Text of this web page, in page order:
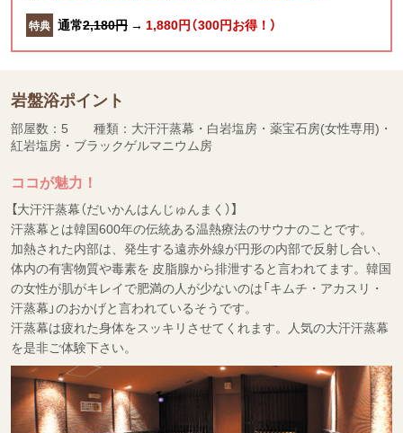
特典 通常2,180円 → 1,880円（300円お得！）
岩盤浴ポイント
部屋数：5 種類：大汗汗蒸幕・白岩塩房・薬宝石房(女性専用)・
紅岩塩房・ブラックゲルマニウム房
ココが魅力！
【大汗汗蒸幕（だいかんはんじゅんまく）】
汗蒸幕とは韓国600年の伝統ある温熱療法のサウナのことです。
加熱された内部は、発生する遠赤外線が円形の内部で反射し合い、
体内の有害物質や毒素を 皮脂腺から排泄すると言われてます。韓国
の女性が肌がキレイで肥満の人が少ないのは「キムチ・アカスリ・
汗蒸幕」のおかげと言われているそうです。
汗蒸幕は疲れた身体をスッキリさせてくれます。人気の大汗汗蒸幕
を是非ご体験下さい。